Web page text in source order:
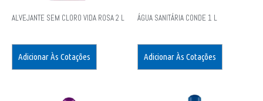
ALVEJANTE SEM CLORO VIDA ROSA 2 L
Adicionar Às Cotações
ÁGUA SANITÁRIA CONDE 1 L
Adicionar Às Cotações